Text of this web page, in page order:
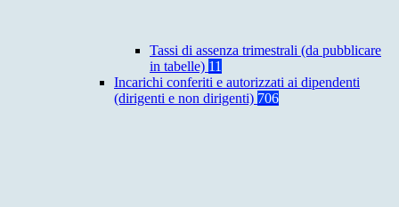
Tassi di assenza trimestrali (da pubblicare
in tabelle) 11
Incarichi conferiti e autorizzati ai dipendenti
(dirigenti e non dirigenti) 706